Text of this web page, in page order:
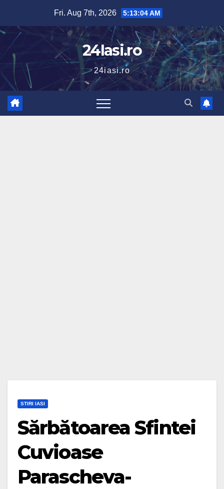
content
Fri. Aug 7th, 2026 5:13:06 AM
24Iasi.ro
24iasi.ro
STIRI IASI
Sărbătoarea Sfintei
Cuvioase
Parascheva-